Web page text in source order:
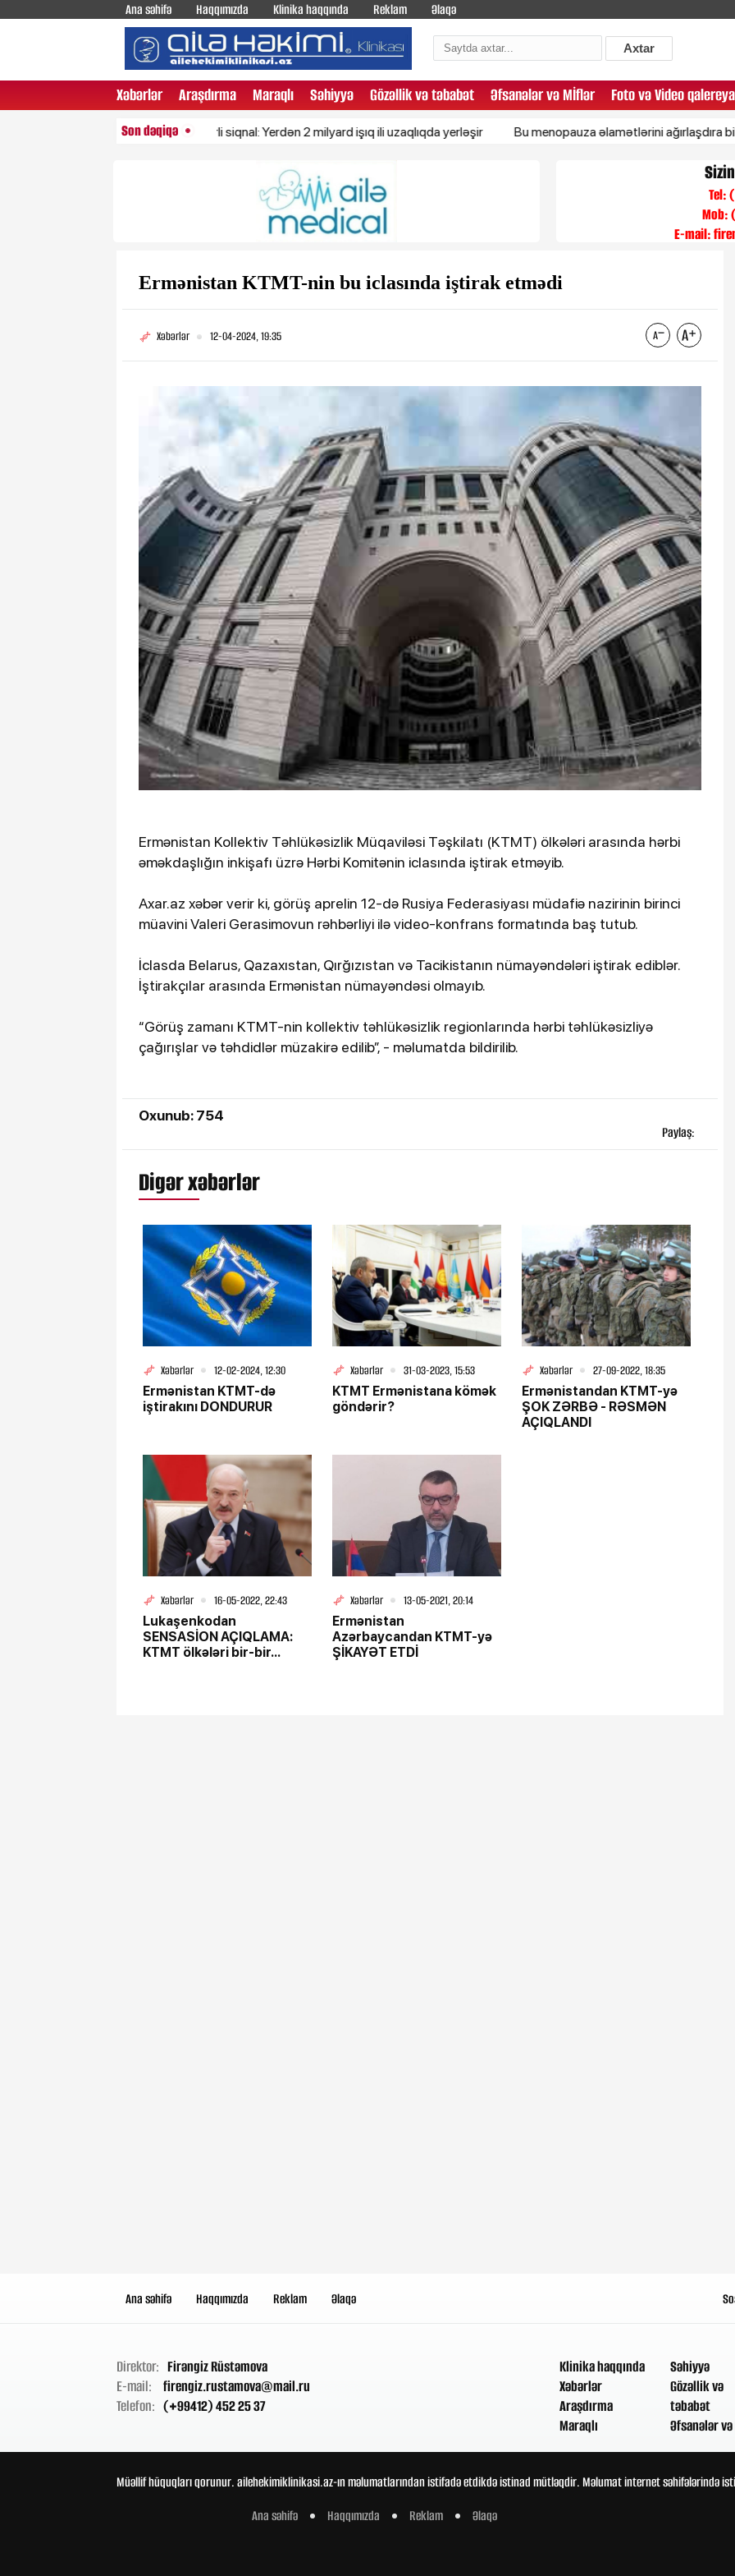
Ana səhifə Haqqımızda Klinika haqqında Reklam Əlaqə
Axtar
Xəbərlər Araşdırma Maraqlı Səhiyyə Gözəllik və təbabət Əfsanələr və Mİflər Foto və Video qalereya
Son dəqiqə
Ölü qalaktikadan gələn sirli siqnal: Yerdən 2 milyard işıq ili uzaqlıqda yerləşir Bu menopauza əlamətlərini ağırlaşdıra bilər
Tel:
Mob:
E-mail:
Ermənistan KTMT-nin bu iclasında iştirak etmədi
Xəbərlər 12-04-2024, 19:35
Ermənistan Kollektiv Təhlükəsizlik Müqaviləsi Təşkilatı (KTMT) ölkələri arasında hərbi
əməkdaşlığın inkişafı üzrə Hərbi Komitənin iclasında iştirak etməyib.
Axar.az xəbər verir ki, görüş aprelin 12-də Rusiya Federasiyası müdafiə nazirinin birinci
müavini Valeri Gerasimovun rəhbərliyi ilə video-konfrans formatında baş tutub.
İclasda Belarus, Qazaxıstan, Qırğızıstan və Tacikistanın nümayəndələri iştirak ediblər.
İştirakçılar arasında Ermənistan nümayəndəsi olmayıb.
“Görüş zamanı KTMT-nin kollektiv təhlükəsizlik regionlarında hərbi təhlükəsizliyə
çağırışlar və təhdidlər müzakirə edilib”, - məlumatda bildirilib.
Oxunub: 754
Paylaş:
Digər xəbərlər
Xəbərlər
12-02-2024, 12:30
Ermənistan KTMT-də
iştirakını DONDURUR
Xəbərlər
31-03-2023, 15:53
KTMT Ermənistana kömək
göndərir?
Xəbərlər
27-09-2022, 18:35
Ermənistandan KTMT-yə
ŞOK ZƏRBƏ - RƏSMƏN
AÇIQLANDI
Xəbərlər
16-05-2022, 22:43
Lukaşenkodan
SENSASİON AÇIQLAMA:
KTMT ölkələri bir-bir...
Xəbərlər
13-05-2021, 20:14
Ermənistan
Azərbaycandan KTMT-yə
ŞİKAYƏT ETDİ
İran və Ermənistan Zəngəzur
dəhlizinə alternativ yarada
bilərmi? - DETALLAR
Ölü qalaktikadan gələn sirli
siqnal: Yerdən 2 milyard işıq ili
uzaqlıqda yerləşir
Ana səhifə Haqqımızda Reklam Əlaqə
Direktor: Firəngiz Rüstəmova
E-mail:
firengiz.rustamova@mail.ru
Telefon: (+99412) 452 25 37
Klinika haqqında
Xəbərlər
Araşdırma
Maraqlı
Səhiyyə
Gözəllik və
təbabət
Əfsanələr
Müəllif hüquqları qorunur. ailehekimiklinikasi.az-ın məlumatlarından istifadə etdikdə istinad mütləqdir. Məlumat internet səhifələrində
Ana səhifə
Haqqımızda Reklam Əlaqə